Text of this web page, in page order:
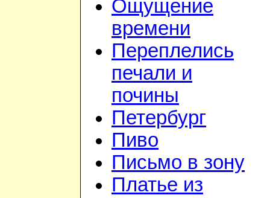
Ощущение
времени
Переплелись
печали и
почины
Петербург
Пиво
Письмо в зону
Платье из